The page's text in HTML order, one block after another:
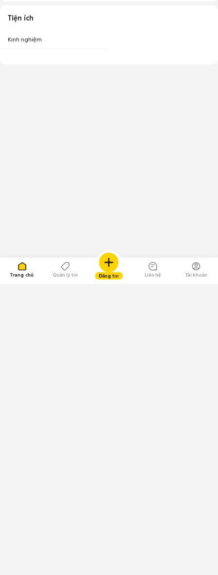
Trang chủ Quản lý tin Đăng tin Liên hệ Tài khoản
Tiện ích
Kinh nghiệm